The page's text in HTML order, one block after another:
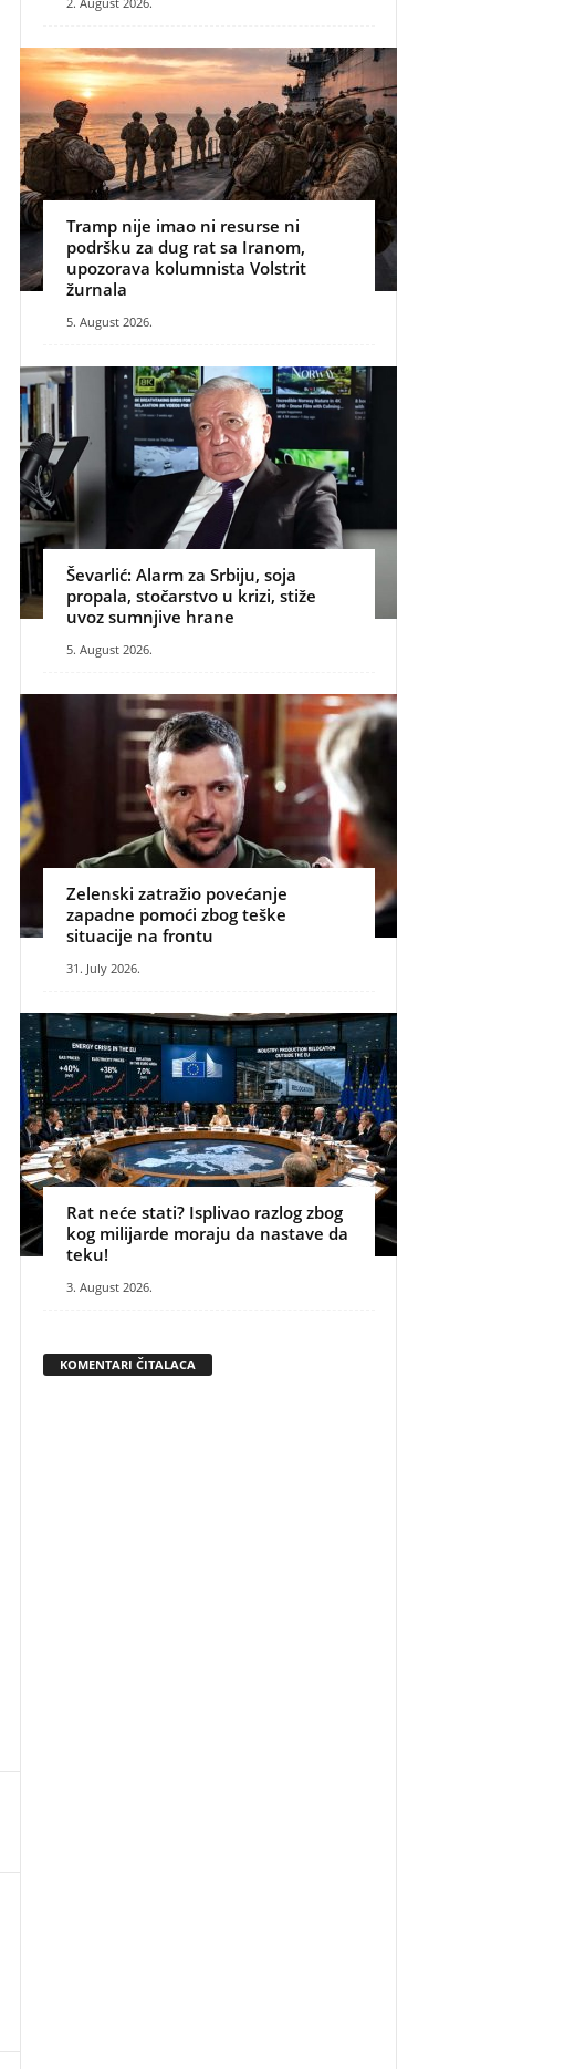
Tramp nije imao ni resurse ni
podršku za dug rat sa Iranom,
upozorava kolumnista Volstrit
žurnala
5. August 2026.
Ševarlić: Alarm za Srbiju, soja
propala, stočarstvo u krizi, stiže
uvoz sumnjive hrane
5. August 2026.
Zelenski zatražio povećanje
zapadne pomoći zbog teške
situacije na frontu
31. July 2026.
Rat neće stati? Isplivao razlog zbog
kog milijarde moraju da nastave da
teku!
3. August 2026.
KOMENTARI ČITALACA